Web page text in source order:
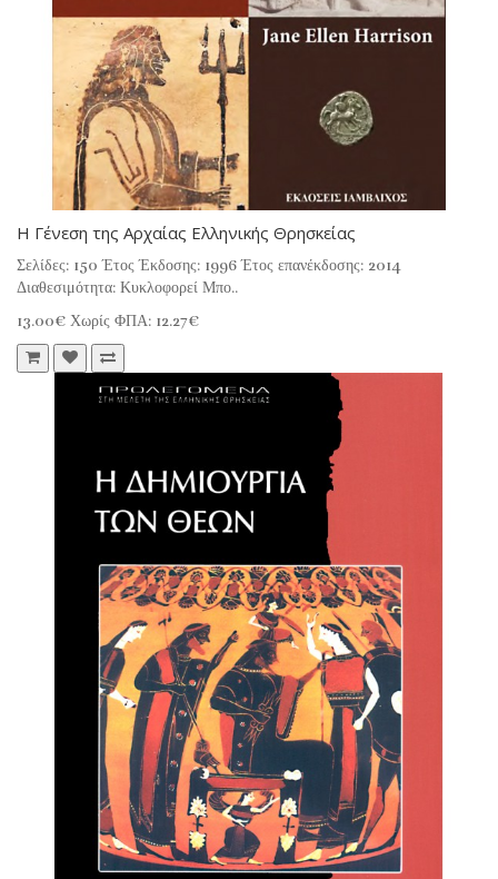
Η Γένεση της Αρχαίας Ελληνικής Θρησκείας
Σελίδες: 150 Έτος Έκδοσης: 1996 Έτος επανέκδοσης: 2014
Διαθεσιμότητα: Κυκλοφορεί Μπο..
13.00€ Χωρίς ΦΠΑ: 12.27€